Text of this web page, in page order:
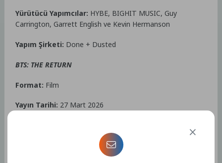
Yürütücü Yapımcılar: HYBE, BIGHIT MUSIC, Guy
Carrington, Garrett English ve Kevin Hermanson
Yapım Şirketi: Done + Dusted
BTS: THE RETURN
Format: Film
Yayın Tarihi: 27 Mart 2026
Mark Blatty, Melissa Robledo,
Seonjeong Shin, Nicole Kim, Kyewon Suh, James Shin